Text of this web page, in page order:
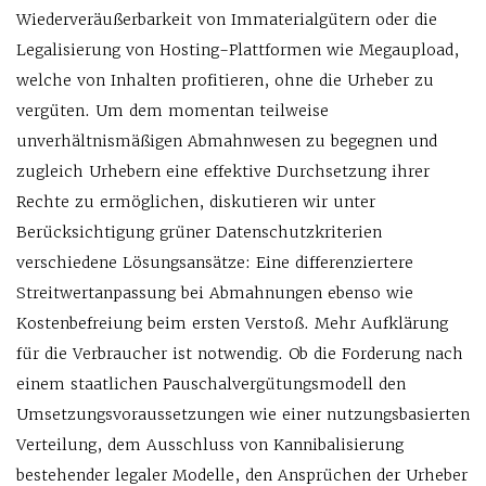
Wiederveräußerbarkeit von Immaterialgütern oder die
Legalisierung von Hosting-Plattformen wie Megaupload,
welche von Inhalten profitieren, ohne die Urheber zu
vergüten. Um dem momentan teilweise
unverhältnismäßigen Abmahnwesen zu begegnen und
zugleich Urhebern eine effektive Durchsetzung ihrer
Rechte zu ermöglichen, diskutieren wir unter
Berücksichtigung grüner Datenschutzkriterien
verschiedene Lösungsansätze: Eine differenziertere
Streitwertanpassung bei Abmahnungen ebenso wie
Kostenbefreiung beim ersten Verstoß. Mehr Aufklärung
für die Verbraucher ist notwendig. Ob die Forderung nach
einem staatlichen Pauschalvergütungsmodell den
Umsetzungsvoraussetzungen wie einer nutzungsbasierten
Verteilung, dem Ausschluss von Kannibalisierung
bestehender legaler Modelle, den Ansprüchen der Urheber